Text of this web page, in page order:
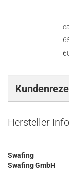
Hersteller
Swafing
Swafing GmbH